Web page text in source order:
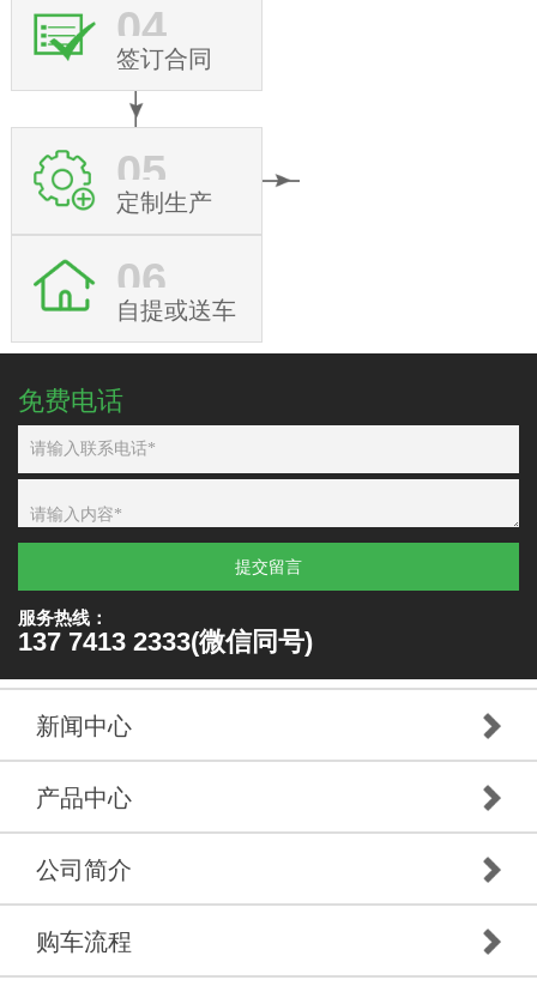
04
签订合同
05
定制生产
06
自提或送车
免费电话
提交留言
服务热线：
137 7413 2333(微信同号)
新闻中心
产品中心
公司简介
购车流程